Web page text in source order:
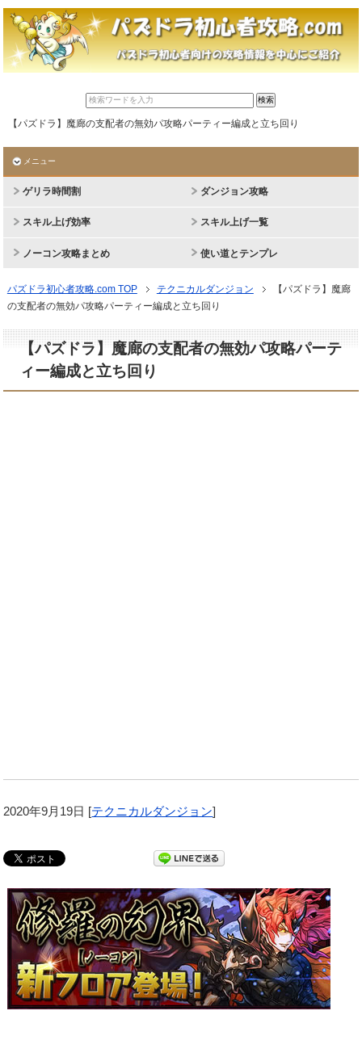
【パズドラ】魔廊の支配者の無効パ攻略パーティー編成と立ち回り
メニュー
ゲリラ時間割 ダンジョン攻略
スキル上げ効率 スキル上げ一覧
ノーコン攻略まとめ 使い道とテンプレ
パズドラ初心者攻略.com TOP テクニカルダンジョン
【パズドラ】魔廊
の支配者の無効パ攻略パーティー編成と立ち回り
【パズドラ】魔廊の支配者の無効パ攻略パーテ
ィー編成と立ち回り
2020年9月19日 [テクニカルダンジョン]